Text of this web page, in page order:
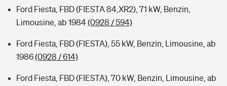
Ford Fiesta, FBD (FIESTA 84,XR2), 71 kW, Benzin,
Limousine, ab 1984(0928 / 594)
Ford Fiesta, FBD (FIESTA), 55 kW, Benzin, Limousine, ab
1986(0928 / 614)
Ford Fiesta, FBD (FIESTA), 70 kW, Benzin, Limousine, ab